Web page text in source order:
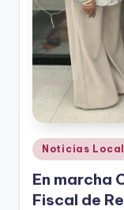
Publicado
en
Noticias
En marcha
Fiscal de